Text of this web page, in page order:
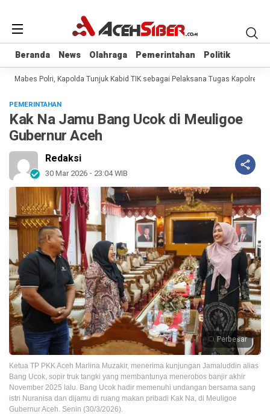
Beranda News Olahraga Pemerintahan Politik
Beranda News Olahraga Pemerintahan Politik
Mabes Polri, Kapolda Tunjuk Kabid TIK sebagai Pelaksana Tugas Kapolresta
PEMERINTAHAN
Kak Na Jamu Bang Ucok di Meuligoe
Gubernur Aceh
Redaksi
30 Mar 2026 - 23:04 WIB
Perbesar
Ketua TP PKK Aceh Marlina Muzakir, menerima kunjungan Jamaluddin alias
Bang Ucok, sopir truk tangki yang membantunya menerobos banjir akhir
November 2025 lalu. Bang Ucok hadir memenuhi undangan bersama sang
istri Nuranisa dan dijamu di ruang makan pribadi Kak Na, di Meuligoe
Gubernur Aceh. Senin (30/3/2026).